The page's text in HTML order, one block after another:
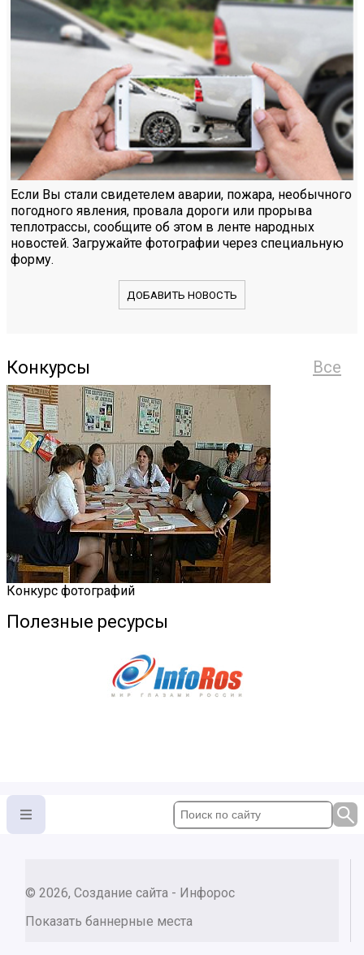
Если Вы стали свидетелем аварии, пожара, необычного
погодного явления, провала дороги или прорыва
теплотрассы, сообщите об этом в ленте народных
новостей. Загружайте фотографии через специальную
форму.
ДОБАВИТЬ НОВОСТЬ
Все
Конкурсы
Конкурс фотографий
Полезные ресурсы
© 2026, Создание сайта - Инфорос
Показать баннерные места